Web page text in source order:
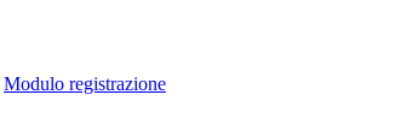
Modulo registrazione